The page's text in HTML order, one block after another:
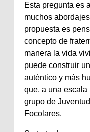
Esta pregunta es
muchos
propuesta es
concepto de
manera la vida
puede construir
auténtico y más
que, a una escala
grupo de
Focolares.